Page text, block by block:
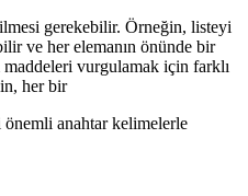
gerekebilir. Örneğin, listeyi
ve her elemanın önünde bir
vurgulamak için farklı
her bir
anahtar kelimelerle